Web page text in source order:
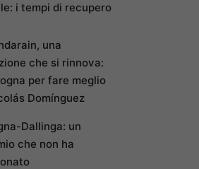
i tempi di recupero
una
che si rinnova:
per fare meglio
Domínguez
Dallinga: un
che non ha